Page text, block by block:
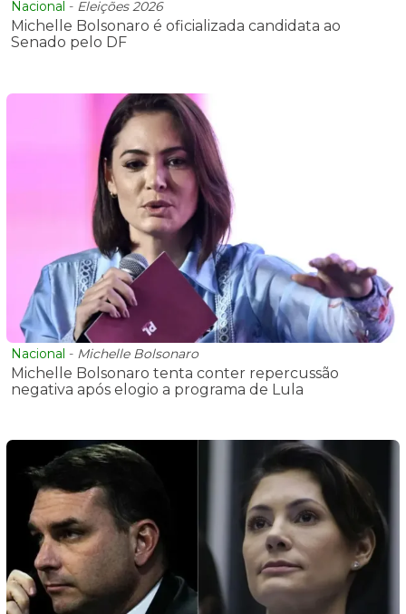
Nacional - Eleições 2026
Michelle Bolsonaro é oficializada candidata ao
Senado pelo DF
Nacional - Michelle Bolsonaro
Michelle Bolsonaro tenta conter repercussão
negativa após elogio a programa de Lula